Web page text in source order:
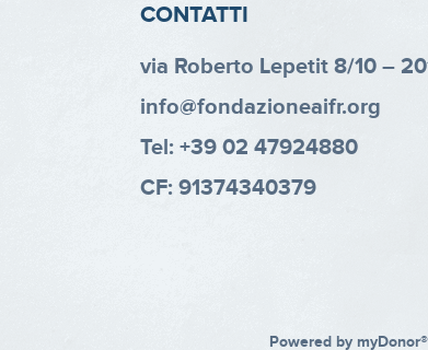
CONTATTI
via Roberto Lepetit 8/10 –
info@fondazioneaifr.org
Tel: +39 02 47924880
CF: 91374340379
Powered by myDonor®